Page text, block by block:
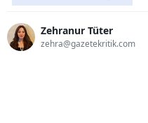
Zehranur Tüter
zehra@gazetekritik.com